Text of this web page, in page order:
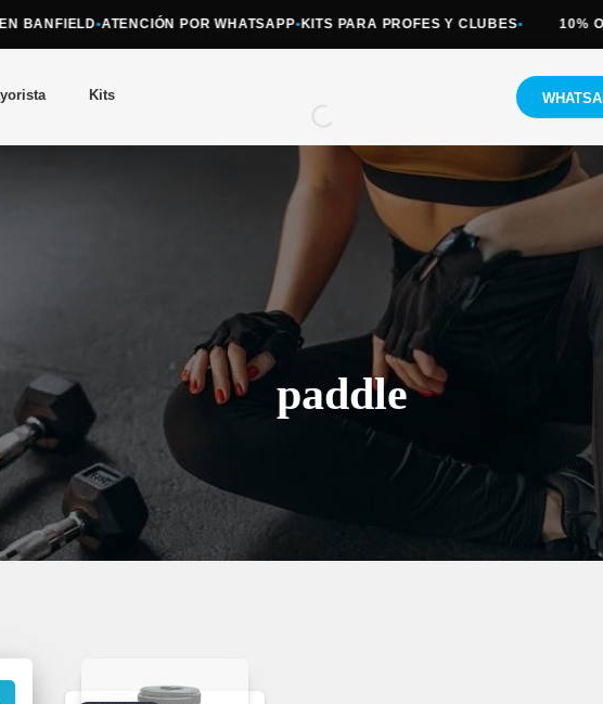
•ATENCIÓN POR WHATSAPP•KITS PARA PROFES Y CLUBES• 10%
Kits
paddle